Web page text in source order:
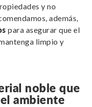
y no
además,
para asegurar que el
limpio y
noble que
ambiente